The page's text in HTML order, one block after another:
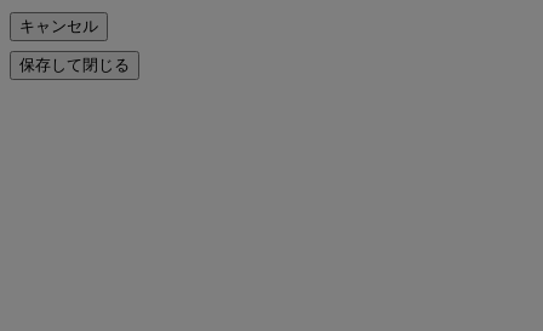
キャンセル
保存して閉じる